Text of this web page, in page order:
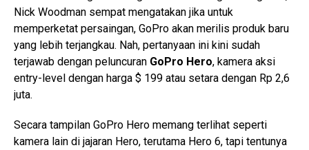
Nick Woodman sempat mengatakan jika untuk
memperketat persaingan, GoPro akan merilis produk baru
yang lebih terjangkau. Nah, pertanyaan ini kini sudah
terjawab dengan peluncuran GoPro Hero, kamera aksi
entry-level dengan harga $ 199 atau setara dengan Rp 2,6
juta.
Secara tampilan GoPro Hero memang terlihat seperti
kamera lain di jajaran Hero, terutama Hero 6, tapi tentunya